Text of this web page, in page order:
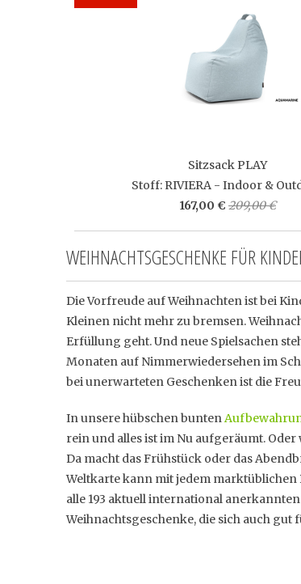
Sitzsack PLAY
Stoff: RIVIERA - Indoor &
167,00 € 209,00 €
WEIHNACHTSGESCHENKE FÜR
Die Vorfreude auf Weihnachten ist bei
Kleinen nicht mehr zu bremsen.
Erfüllung geht. Und neue Spielsachen
Monaten auf Nimmerwiedersehen im
bei unerwarteten Geschenken ist die
In unsere hübschen bunten
rein und alles ist im Nu aufgeräumt.
Da macht das Frühstück oder das
Weltkarte kann mit jedem marktüblichen
alle 193 aktuell international
Weihnachtsgeschenke, die sich auch